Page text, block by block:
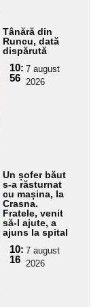
Tânără din
Runcu, dată
dispărută
10:
56
7 august
2026
Un șofer băut
s-a răsturnat
cu mașina, la
Crasna.
Fratele, venit
să-l ajute, a
ajuns la spital
10:
16
7 august
2026